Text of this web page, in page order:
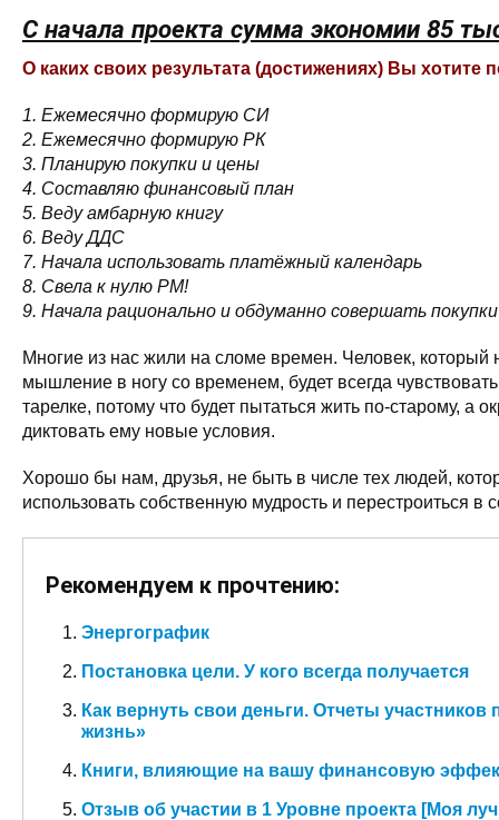
С начала проекта сумма экономии 85
О каких своих результата (достижениях) Вы хотите
1. Ежемесячно формирую СИ
2. Ежемесячно формирую РК
3. Планирую покупки и цены
4. Составляю финансовый план
5. Веду амбарную книгу
6. Веду ДДС
7. Начала использовать платёжный календарь
8. Свела к нулю РМ!
9. Начала рационально и обдуманно совершать покупки
Многие из нас жили на сломе времен. Человек, который
мышление в ногу со временем, будет всегда
тарелке, потому что будет пытаться жить по-старому, а
диктовать ему новые условия.
Хорошо бы нам, друзья, не быть в числе тех людей,
использовать собственную мудрость и перестроиться
Рекомендуем к прочтению:
Энергографик
Постановка цели. У кого всегда получается
Как вернуть свои деньги. Отчеты участников
жизнь»
Книги, влияющие на вашу финансовую
Отзыв об участии в 1 Уровне проекта [Моя